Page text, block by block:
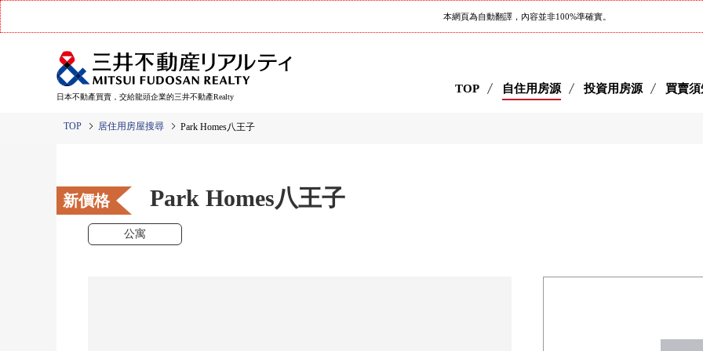
本網頁為自動翻譯，內容並非100%準確實。
日本不動產買賣，交給龍頭企業的三井不動產Realty
TOP 自住用房源 投資用房源 買賣須
TOP 居住用房屋搜尋 Park Homes八王子
新價格 Park Homes八王子
公寓